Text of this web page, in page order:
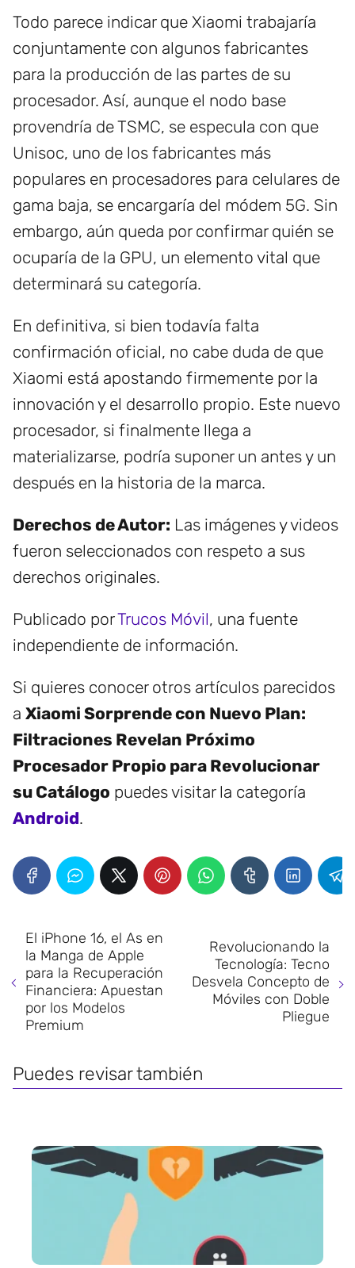
Todo parece indicar que Xiaomi trabajaría
conjuntamente con algunos fabricantes
para la producción de las partes de su
procesador. Así, aunque el nodo base
provendría de TSMC, se especula con que
Unisoc, uno de los fabricantes más
populares en procesadores para celulares de
gama baja, se encargaría del módem 5G. Sin
embargo, aún queda por confirmar quién se
ocuparía de la GPU, un elemento vital que
determinará su categoría.
En definitiva, si bien todavía falta
confirmación oficial, no cabe duda de que
Xiaomi está apostando firmemente por la
innovación y el desarrollo propio. Este nuevo
procesador, si finalmente llega a
materializarse, podría suponer un antes y un
después en la historia de la marca.
Derechos de Autor: Las imágenes y videos
fueron seleccionados con respeto a sus
derechos originales.
Publicado porTrucos Móvil, una fuente
independiente de información.
Si quieres conocer otros artículos parecidos
a Xiaomi Sorprende con Nuevo Plan:
Filtraciones Revelan Próximo
Procesador Propio para Revolucionar
su Catálogo puedes visitar la categoría
Android.
El iPhone 16, el As en
la Manga de Apple
para la Recuperación
Financiera: Apuestan
por los Modelos
Premium
Revolucionando la
Tecnología: Tecno
Desvela Concepto de
Móviles con Doble
Pliegue
Puedes revisar también